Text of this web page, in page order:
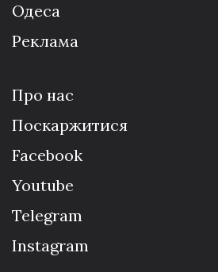
Одеса
Реклама
Про нас
Поскаржитися
Facebook
Youtube
Telegram
Instagram